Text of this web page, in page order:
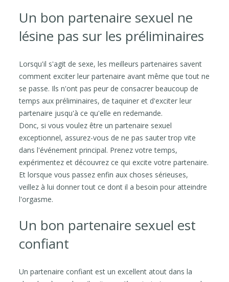
Un bon partenaire sexuel ne
lésine pas sur les préliminaires
Lorsqu'il s'agit de sexe, les meilleurs partenaires savent
comment exciter leur partenaire avant même que tout ne
se passe. Ils n'ont pas peur de consacrer beaucoup de
temps aux préliminaires, de taquiner et d'exciter leur
partenaire jusqu'à ce qu'elle en redemande.
Donc, si vous voulez être un partenaire sexuel
exceptionnel, assurez-vous de ne pas sauter trop vite
dans l'événement principal. Prenez votre temps,
expérimentez et découvrez ce qui excite votre partenaire.
Et lorsque vous passez enfin aux choses sérieuses,
veillez à lui donner tout ce dont il a besoin pour atteindre
l'orgasme.
Un bon partenaire sexuel est
confiant
Un partenaire confiant est un excellent atout dans la